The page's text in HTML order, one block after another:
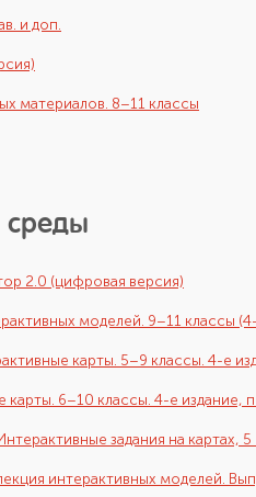
и доп.
материалов. 8–11 классы
среды
2.0 (цифровая версия)
моделей. 9–11 классы
карты. 5–9 классы. 4-е
карты. 6–10 классы. 4-е издание,
задания на картах,
интерактивных моделей.